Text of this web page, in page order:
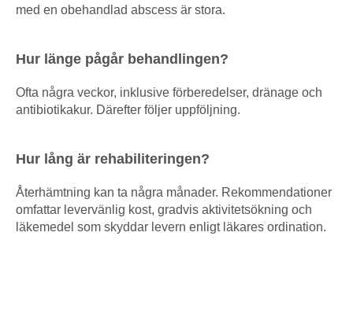
med en obehandlad abscess är stora.
Hur länge pågår behandlingen?
Ofta några veckor, inklusive förberedelser, dränage och
antibiotikakur. Därefter följer uppföljning.
Hur lång är rehabiliteringen?
Återhämtning kan ta några månader. Rekommendationer
omfattar levervänlig kost, gradvis aktivitetsökning och
läkemedel som skyddar levern enligt läkares ordination.